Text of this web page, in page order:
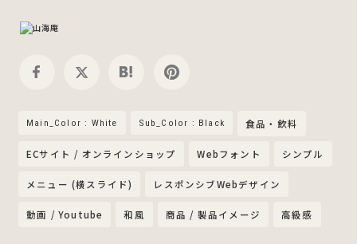
Main_Color : White Sub_Color : Black 食品・飲料
ECサイト / オンラインショップ Webフォント シンプル
メニュー (横スライド) レスポンシブWebデザイン
動画 / Youtube 和風 商品 / 製品イメージ 高級感